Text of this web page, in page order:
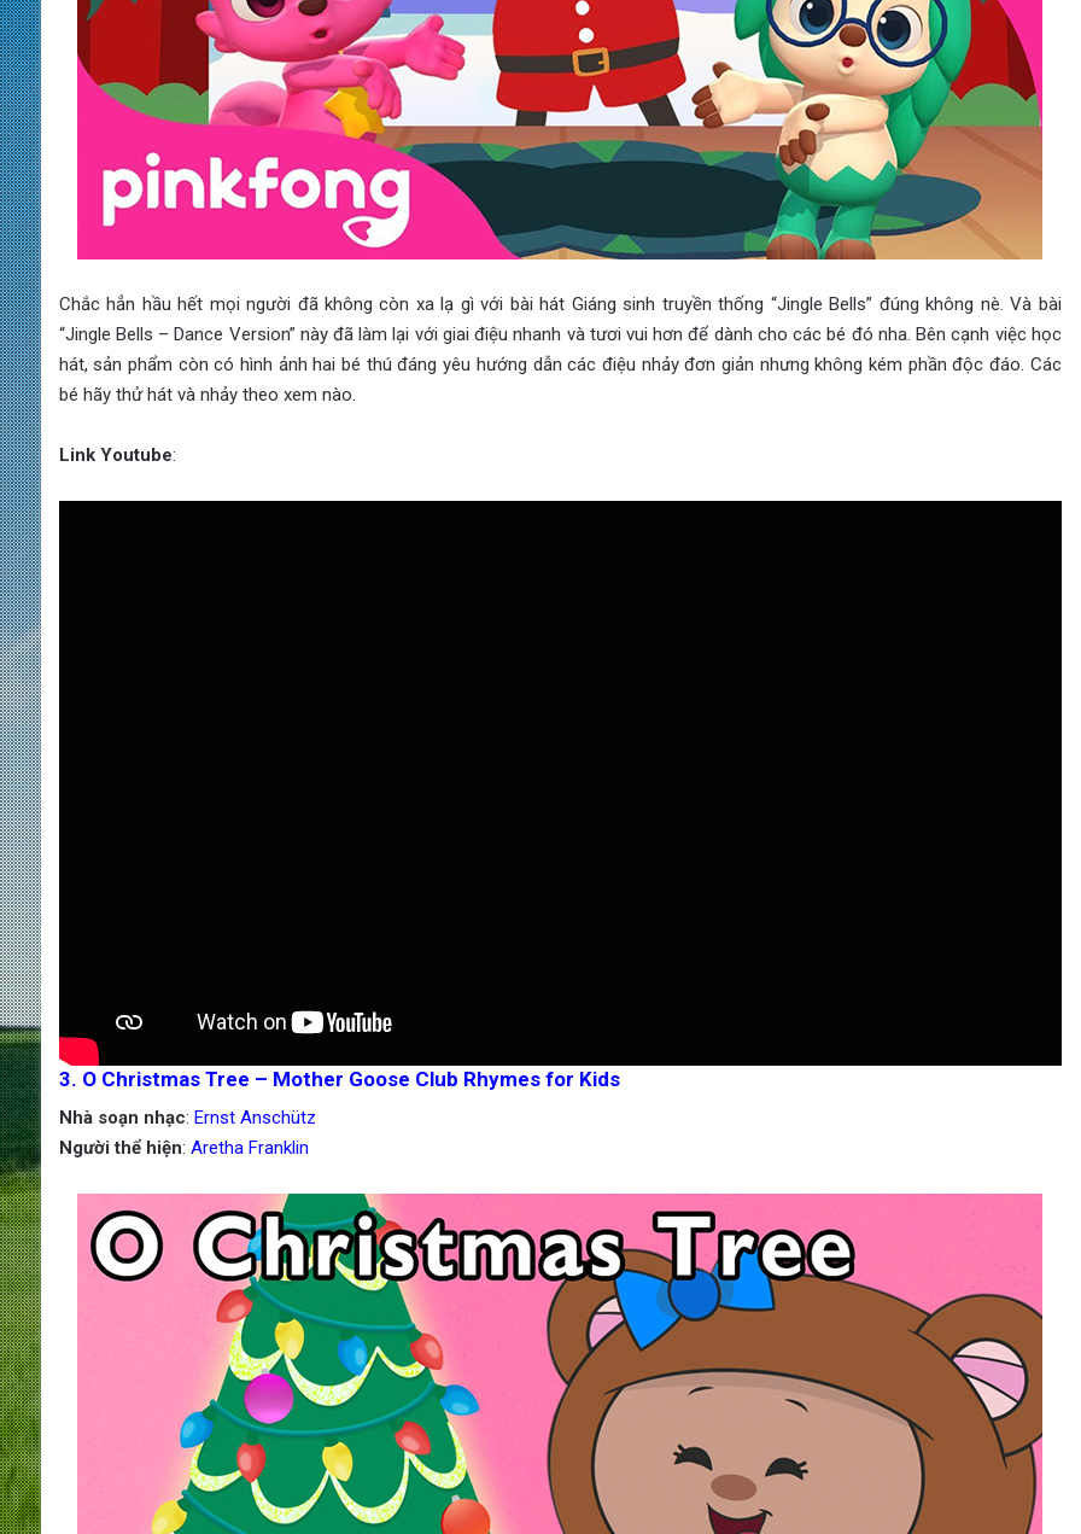
Chắc hẳn hầu hết mọi người đã không còn xa lạ gì với bài hát Giáng sinh truyền thống “Jingle Bells” đúng không nè. Và bài
“Jingle Bells – Dance Version” này đã làm lại với giai điệu nhanh và tươi vui hơn để dành cho các bé đó nha. Bên cạnh việc học
hát, sản phẩm còn có hình ảnh hai bé thú đáng yêu hướng dẫn các điệu nhảy đơn giản nhưng không kém phần độc đáo. Các
bé hãy thử hát và nhảy theo xem nào.
Link Youtube:
3. O Christmas Tree – Mother Goose Club Rhymes for Kids
Nhà soạn nhạc: Ernst Anschütz
Người thể hiện: Aretha Franklin